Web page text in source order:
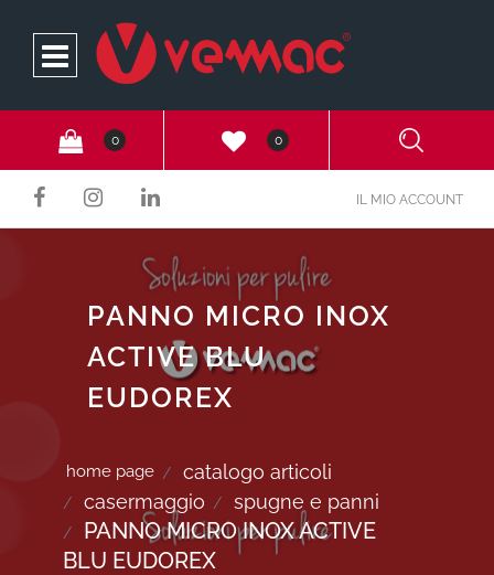
Open
0 0
IL MIO ACCOUNT
PANNO MICRO INOX
ACTIVE BLU
EUDOREX
home page
catalogo articoli
casermaggio
spugne e panni
PANNO MICRO INOX ACTIVE
BLU EUDOREX